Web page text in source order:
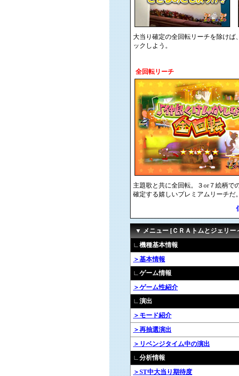
大当り確定の全回転リーチを除け
ックしよう。
全回転リーチ
主題歌と共に全回転。３or７絵柄で
確定する嬉しいプレミアムリーチだ。
▼ メニュー [ＣＲＡトムとジェリー
∟機種基本情報
＞基本情報
∟ゲーム情報
＞ゲーム性紹介
∟演出
＞モード紹介
＞再抽選演出
＞リベンジタイム中の演出
∟分析情報
＞ST中大当り期待度